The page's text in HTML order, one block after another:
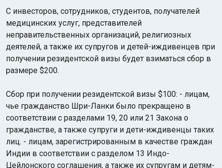
С инвесторов, сотрудников, студентов, получателей
медицинских услуг, представителей
неправительственных организаций, религиозных
деятелей, а также их супругов и детей-иждивенцев при
получении резидентской визы будет взиматься сбор в
размере $200.
Сбор при получении резидентской визы $100: - лицам,
чье гражданство Шри-Ланки было прекращено в
соответствии с разделами 19, 20 или 21 Закона о
гражданстве, а также супруги и дети-иждивенцы таких
лиц. - лицам, зарегистрированным в качестве граждан
Индии в соответствии с разделом 13 Индо-
Цейлонского соглашения, а также их супругам и детям-